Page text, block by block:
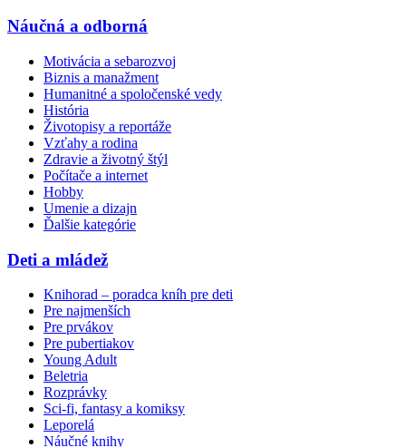
Náučná a odborná
Motivácia a sebarozvoj
Biznis a manažment
Humanitné a spoločenské vedy
História
Životopisy a reportáže
Vzťahy a rodina
Zdravie a životný štýl
Počítače a internet
Hobby
Umenie a dizajn
Ďalšie kategórie
Deti a mládež
Knihorad – poradca kníh pre deti
Pre najmenších
Pre prvákov
Pre pubertiakov
Young Adult
Beletria
Rozprávky
Sci-fi, fantasy a komiksy
Leporelá
Náučné knihy